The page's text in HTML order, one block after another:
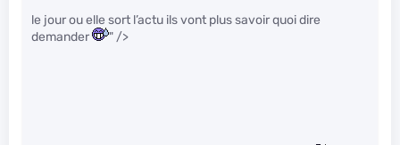
le jour ou elle sort l’actu ils vont plus savoir quoi dire
demander
" />